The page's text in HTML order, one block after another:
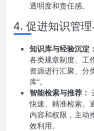
透明度和责任感。
4. 促进知识管
知识库与经验沉淀：
各类规章制度、工
资源进行汇聚、分
库”。
智能检索与推荐：
快速、精准检索。
内容和权限，主动
效利用。